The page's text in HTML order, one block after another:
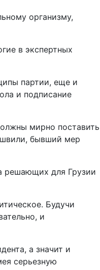
организму,
в экспертных
партии, еще и
и подписание
мирно поставить
бывший мер
решающих для Грузии
Будучи
и
а значит и
серьезную